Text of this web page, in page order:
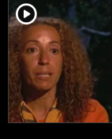
player2